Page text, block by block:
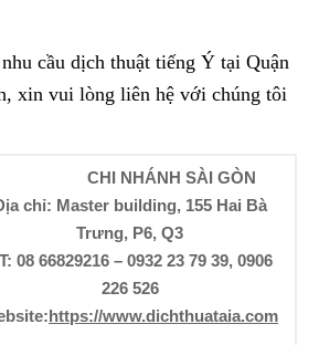
cầu dịch thuật tiếng Ý tại Quận
xin vui lòng liên hệ với chúng tôi
CHI NHÁNH SÀI GÒN
chỉ: Master building, 155 Hai Bà
Trưng, P6, Q3
08 66829216 – 0932 23 79 39, 0906
226 526
https://www.dichthuataia.com